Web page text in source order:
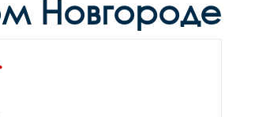
Новгороде